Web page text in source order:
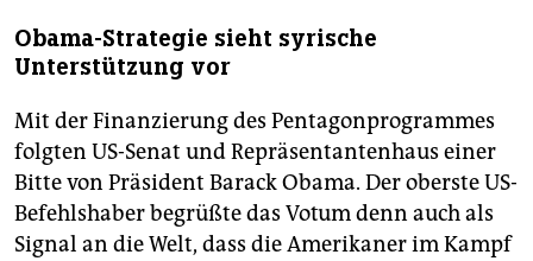
Obama-Strategie sieht syrische
Unterstützung vor
Mit der Finanzierung des Pentagonprogrammes
folgten US-Senat und Repräsentantenhaus einer
Bitte von Präsident Barack Obama. Der oberste US-
Befehlshaber begrüßte das Votum denn auch als
Signal an die Welt, dass die Amerikaner im Kampf